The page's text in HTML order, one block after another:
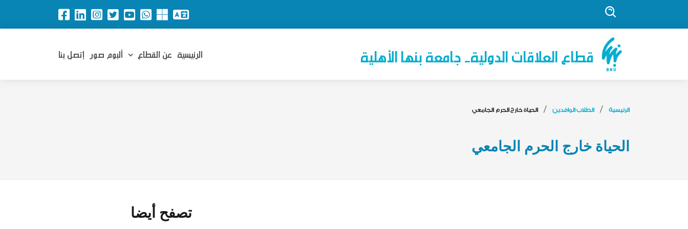
قطاع العلاقات الدولية- جامعة بنها الأهلية الرئيسية عن القطاع ألبوم صور إتصل بنا
الرئيسية الطلاب الوافدين الحياة خارج الحرم الجامعي
الحياة خارج الحرم الجامعي
تصفح أيضا